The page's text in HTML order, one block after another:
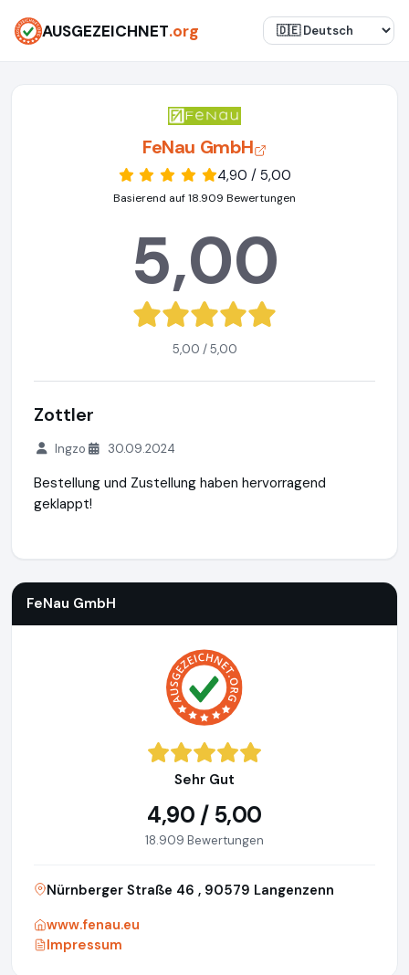
AUSGEZEICHNET.org
FeNau GmbH
4,90 / 5,00
Basierend auf 18.909 Bewertungen
5,00
5,00 / 5,00
Zottler
Ingzo 30.09.2024
Bestellung und Zustellung haben hervorragend
geklappt!
FeNau GmbH
Sehr Gut
4,90 / 5,00
18.909 Bewertungen
Nürnberger Straße 46 , 90579 Langenzenn
www.fenau.eu
Impressum